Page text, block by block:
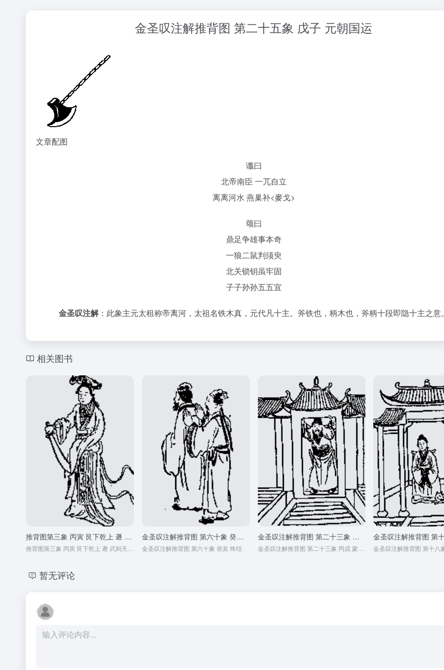
金圣叹注解推背图 第二十五象 戊子 元朝国运
文章配图
谶曰
北帝南臣 一兀自立
离离河水 燕巢补<麥戈>
颂曰
鼎足争雄事本奇
一狼二鼠判须臾
北关锁钥虽牢固
子子孙孙五五宜
金圣叹注解：此象主元太租称帝离河，太祖名铁木真，元代凡十主。斧铁也，柄木也，斧柄十段即隐十主之意。
相关图书
推背图第三象 丙寅 艮下乾上 遯 武则天大周代唐
推背图第三象 丙寅 艮下乾上 遯 武则天大周代唐
金圣叹注解推背图 第六十象 癸亥 终结
金圣叹注解推背图 第六十象 癸亥 终结
金圣叹注解推背图 第二十三象 丙戍 蒙古崛起
金圣叹注解推背图 第二十三象 丙戍 蒙古崛起
暂无评论
docker permission denied